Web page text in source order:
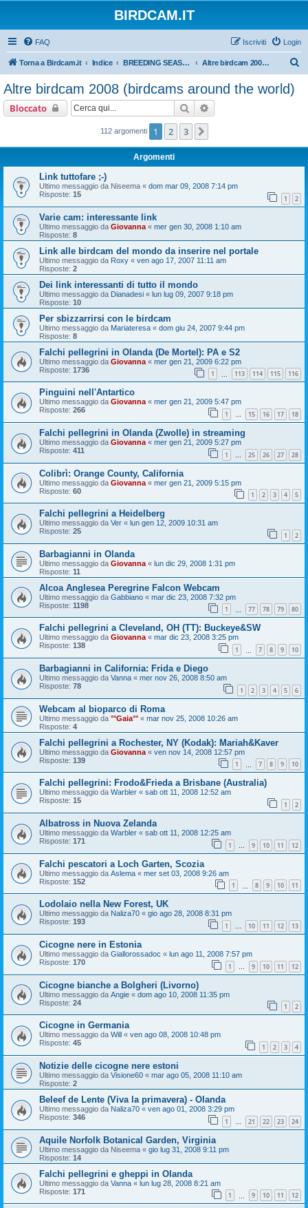
BIRDCAM.IT
FAQ Login
Iscriviti
Torna a Birdcam.it Indice BREEDING SEASONS 2007-2008 Altre birdcam 2008 (birdcams around the world)
Altre birdcam 2008 (birdcams around the world)
Bloccato Cerca
112 argomenti 1 2 3
Argomenti
Link tuttofare ;-)
Ultimo messaggio da Niseema « dom mar 09, 2008 7:14 pm
Risposte: 15 1 2
Varie cam: interessante link
Ultimo messaggio da Giovanna « mer gen 30, 2008 1:10 am
Risposte: 8
Link alle birdcam del mondo da inserire nel portale
Ultimo messaggio da Roxy « ven ago 17, 2007 11:11 am
Risposte: 2
Dei link interessanti di tutto il mondo
Ultimo messaggio da Dianadesi « lun lug 09, 2007 9:18 pm
Risposte: 10
Per sbizzarrirsi con le birdcam
Ultimo messaggio da Mariateresa « dom giu 24, 2007 9:44 pm
Risposte: 8
Falchi pellegrini in Olanda (De Mortel): PA e S2
Ultimo messaggio da Giovanna « mer gen 21, 2009 6:22 pm
Risposte: 1736 1 113 114 115 116
Pinguini nell'Antartico
Ultimo messaggio da Giovanna « mer gen 21, 2009 5:47 pm
Risposte: 266 1 … 15 16 17 18
Falchi pellegrini in Olanda (Zwolle) in streaming
Ultimo messaggio da Giovanna « mer gen 21, 2009 5:27 pm
Risposte: 411 1 … 25 26 27 28
Colibrì: Orange County, California
Ultimo messaggio da Giovanna « mer gen 21, 2009 5:15 pm
Risposte: 60 1 2 3 4 5
Falchi pellegrini a Heidelberg
Ultimo messaggio da Ver « lun gen 12, 2009 10:31 am
Risposte: 25 1 2
Barbagianni in Olanda
Ultimo messaggio da Giovanna « lun dic 29, 2008 1:31 pm
Risposte: 11
Alcoa Anglesea Peregrine Falcon Webcam
Ultimo messaggio da Gabbiano « mar dic 23, 2008 7:32 pm
Risposte: 1198 1 77 78 79 80
Falchi pellegrini a Cleveland, OH (TT): Buckeye&SW
Ultimo messaggio da Giovanna« mar dic 23, 2008 3:25 pm
Risposte: 138 1 7 8 9 10
Barbagianni in California: Frida e Diego
Ultimo messaggio da Vanna « mer nov 26, 2008 8:50 am
Risposte: 78 1 2 3 4 5 6
Webcam al bioparco di Roma
Ultimo messaggio da °°Gaia°° « mar nov 25, 2008 10:26 am
Risposte: 4
Falchi pellegrini a Rochester, NY (Kodak): Mariah&Kaver
Ultimo messaggio da Giovanna « ven nov 14, 2008 12:57 pm
Risposte: 139 1 7 8 9 10
Falchi pellegrini: Frodo&Frieda a Brisbane (Australia)
Ultimo messaggio da Warbler « sab ott 11, 2008 12:52 am
Risposte: 15 1 2
Albatross in Nuova Zelanda
Ultimo messaggio da Warbler « sab ott 11, 2008 12:25 am
Risposte: 171 1 … 9 10 11 12
Falchi pescatori a Loch Garten, Scozia
Ultimo messaggio da Aslema « mer set 03, 2008 9:26 am
Risposte: 152 1 8 9 10 11
Lodolaio nella New Forest, UK
Ultimo messaggio da Naliza70 « gio ago 28, 2008 8:31 pm
Risposte: 193 1 … 10 11 12 13
Cicogne nere in Estonia
Ultimo messaggio da Giallorossadoc « lun ago 11, 2008 7:57 pm
Risposte: 170 1 … 9 10 11 12
Cicogne bianche a Bolgheri (Livorno)
Ultimo messaggio da Angie « dom ago 10, 2008 11:35 pm
Risposte: 24 1 2
Cicogne in Germania
Ultimo messaggio da Will « ven ago 08, 2008 10:48 pm
Risposte: 45 1 2 3 4
Notizie delle cicogne nere estoni
Ultimo messaggio da Visione60 « mar ago 05, 2008 11:10 am
Risposte: 2
Beleef de Lente (Viva la primavera) - Olanda
Ultimo messaggio da Naliza70 « ven ago 01, 2008 3:29 pm
Risposte: 346 1 21 22 23 24
Aquile Norfolk Botanical Garden, Virginia
Ultimo messaggio da Niseema « gio lug 31, 2008 9:11 pm
Risposte: 14
Falchi pellegrini e gheppi in Olanda
Ultimo messaggio da Vanna « lun lug 28, 2008 8:21 am
Risposte: 171 1 9 10 11 12